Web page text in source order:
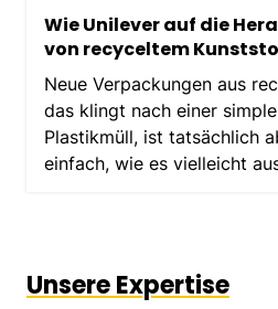
Wie Unilever auf die
von recyceltem
Neue Verpackungen aus
das klingt nach einer
Plastikmüll, ist tatsächlich
einfach, wie es vielleicht
Unsere Expertise